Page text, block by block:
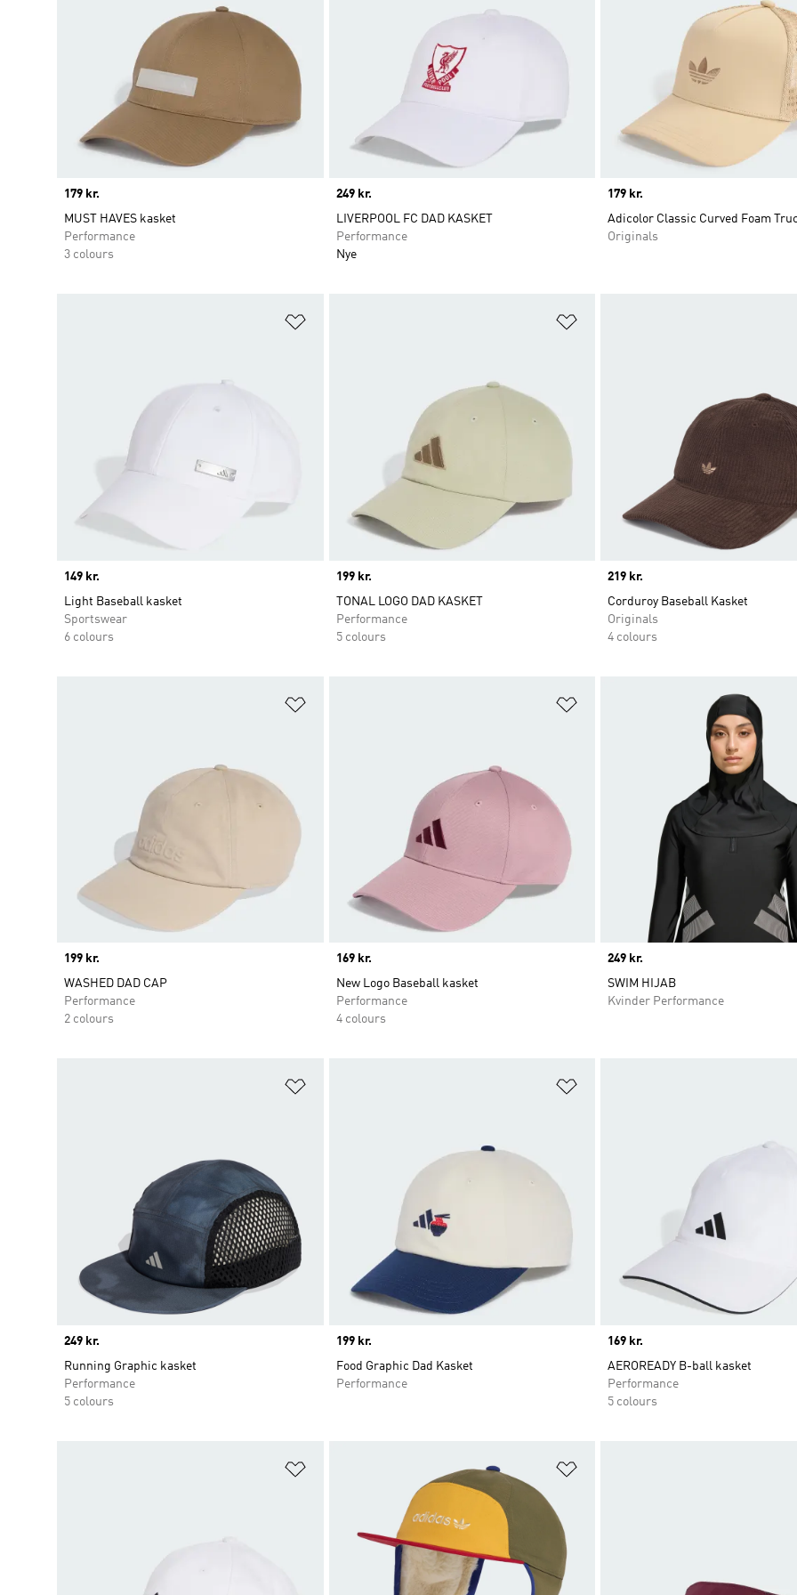
Price
179 kr.
MUST HAVES kasket
Performance
3 colours
Price
249 kr.
LIVERPOOL FC DAD KASKET
Performance
Nye
Price
179 kr.
Adicolor Classic Curved Foam
Originals
Price
149 kr.
Light Baseball kasket
Sportswear
6 colours
Price
199 kr.
TONAL LOGO DAD KASKET
Performance
5 colours
Price
219 kr.
Corduroy Baseball Kasket
Originals
4 colours
Price
199 kr.
WASHED DAD CAP
Performance
2 colours
Price
169 kr.
New Logo Baseball kasket
Performance
4 colours
Price
249 kr.
SWIM HIJAB
Kvinder Performance
Price
249 kr.
Running Graphic kasket
Performance
5 colours
Price
199 kr.
Food Graphic Dad Kasket
Performance
Price
169 kr.
AEROREADY B-ball kasket
Performance
5 colours